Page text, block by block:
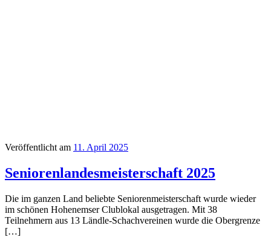
Veröffentlicht am 11. April 2025
Seniorenlandesmeisterschaft 2025
Die im ganzen Land beliebte Seniorenmeisterschaft wurde wieder
im schönen Hohenemser Clublokal ausgetragen. Mit 38
Teilnehmern aus 13 Ländle-Schachvereinen wurde die Obergrenze
[…]